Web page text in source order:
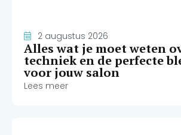
2 augustus 2026
Alles wat je moet weten
techniek en de perfecte
voor jouw salon
Lees meer